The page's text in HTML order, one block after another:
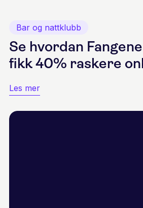
Bar og nattklubb
Se hvordan
fikk 40% raskere
Les mer